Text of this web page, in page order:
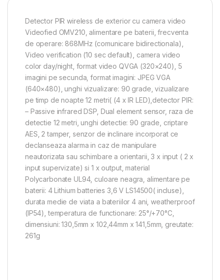
Detector PIR wireless de exterior cu camera video
Videofied OMV210, alimentare pe baterii, frecventa
de operare: 868MHz (comunicare bidirectionala),
Video verification (10 sec default), camera video
color day/night, format video QVGA (320×240), 5
imagini pe secunda, format imagini: JPEG VGA
(640×480), unghi vizualizare: 90 grade, vizualizare
pe timp de noapte 12 metri( (4 x IR LED),detector PIR:
– Passive infrared DSP, Dual element sensor, raza de
detectie 12 metri, unghi detectie: 90 grade, criptare
AES, 2 tamper, senzor de inclinare incorporat ce
declanseaza alarma in caz de manipulare
neautorizata sau schimbare a orientarii, 3 x input ( 2 x
input supervizate) si 1 x output, material
Polycarbonate UL94, culoare neagra, alimentare pe
baterii: 4 Lithium batteries 3,6 V LS14500( incluse),
durata medie de viata a bateriilor 4 ani, weatherproof
(IP54), temperatura de functionare: 25°/+70°C,
dimensiuni: 130,5mm x 102,44mm x 141,5mm, greutate:
261g